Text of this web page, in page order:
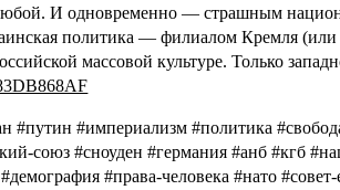
И одновременно — страшным
политика — филиалом Кремля (или
массовой культуре. Только
#империализм #политика
союз #сноуден #германия #анб #кгб
#права-человека #нато